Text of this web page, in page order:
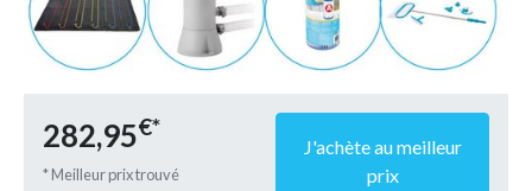
282,95€*
* Meilleur prix trouvé
J'achète au meilleur
prix